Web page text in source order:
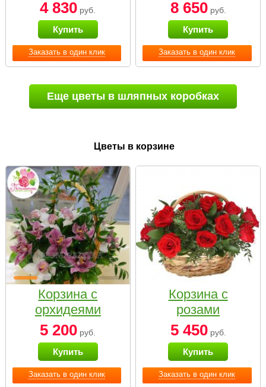
Заказать в один клик
4 830 руб.
Купить
Заказать в один клик
Small
8 650руб.
Купить
Еще цветы в шляпных коробках
Цветы в корзине
Заказать в один клик
Корзина с
орхидеями
малая
5 200 руб.
Купить
Заказать в один клик
Корзина с
розами
«Красный
Париж»
5 450руб.
Купить